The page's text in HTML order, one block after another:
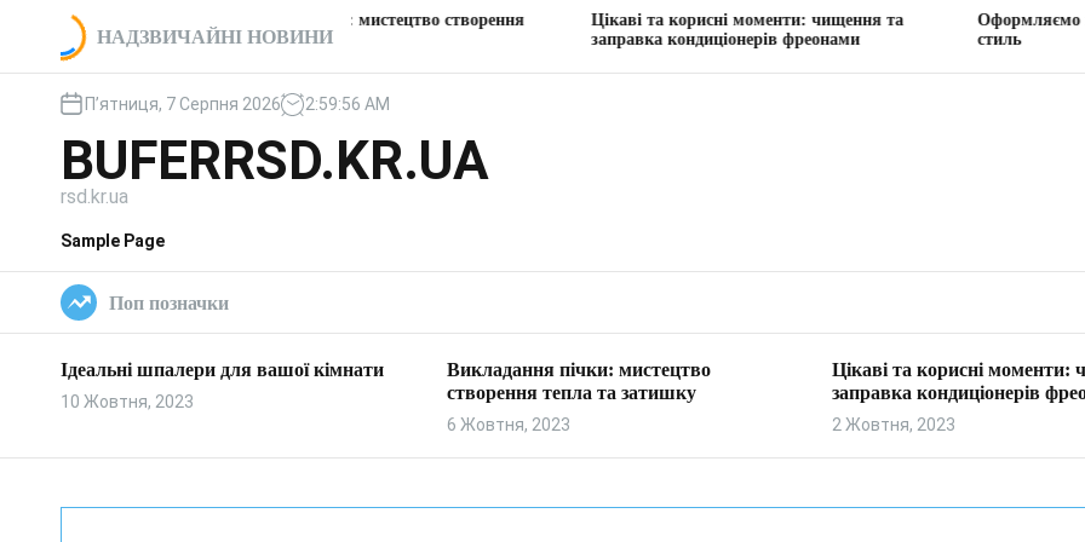
м
с
НАДЗВИЧАЙНІ НОВИНИ
Викладання пічки: мистецтво створення
тепла та затишку
Цікаві та корисні моменти: чищення та
заправка кондиціонерів фреонами
Оформляємо вітальню:
П’ятниця, 7 Серпня 2026 2:59:57 AM
BUFERRSD.KR.UA
rsd.kr.ua
Sample Page
Поп позначки
Ідеальні шпалери для вашої кімнати
10 Жовтня, 2023
Викладання пічки: мистецтво
створення тепла та затишку
6 Жовтня, 2023
Цікаві та корисні моменти:
заправка кондиціонерів
2 Жовтня, 2023